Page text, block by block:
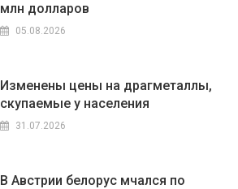
млн долларов
05.08.2026
Изменены цены на драгметаллы,
скупаемые у населения
31.07.2026
В Австрии белорус мчался по